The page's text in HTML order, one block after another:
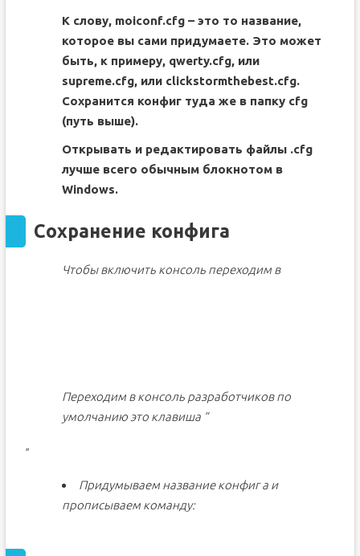
К слову, moiconf.cfg – это то название,
которое вы сами придумаете. Это может
быть, к примеру, qwerty.cfg, или
supreme.cfg, или clickstormthebest.cfg.
Сохранится конфиг туда же в папку cfg
(путь выше).
Открывать и редактировать файлы .cfg
лучше всего обычным блокнотом в
Windows.
Сохранение конфига
Чтобы включить консоль переходим в
Переходим в консоль разработчиков по
умолчанию это клавиша “
”
Придумываем название конфиг а и
прописываем команду: